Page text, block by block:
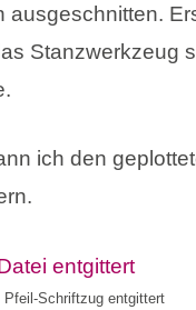
ausgeschnitten.
Stanzwerkzeug
ich den
Pfeil-Schriftzug entgittert